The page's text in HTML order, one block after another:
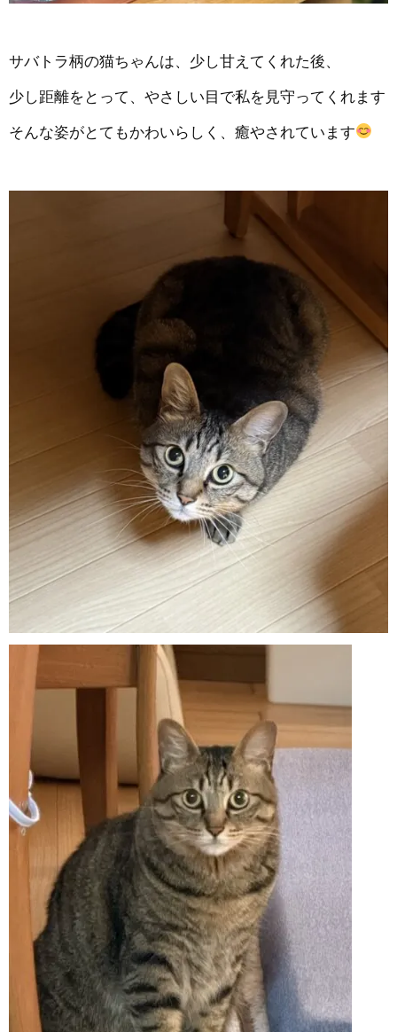
サバトラ柄の猫ちゃんは、少し甘えてくれた後、
少し距離をとって、やさしい目で私を見守ってくれます
そんな姿がとてもかわいらしく、癒やされています